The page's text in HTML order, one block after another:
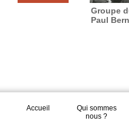
Groupe
Paul
Accueil
Qui sommes
nous ?